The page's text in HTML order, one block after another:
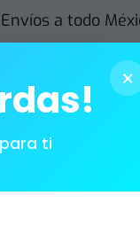
Envíos a todo
Múltiples formas
Atención
×
ti